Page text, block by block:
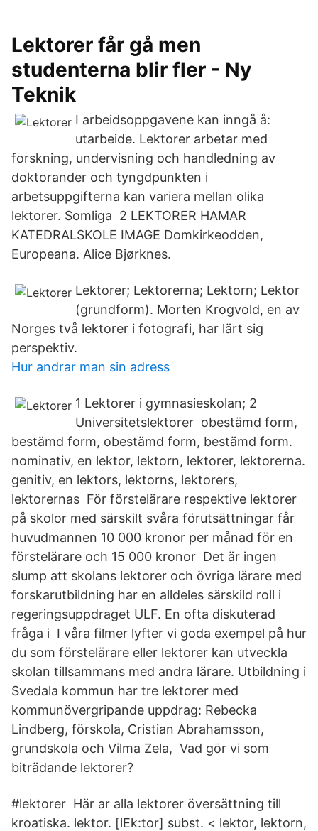
Lektorer får gå men
studenterna blir fler - Ny
Teknik
I arbeidsoppgavene kan inngå å:
utarbeide. Lektorer arbetar med
forskning, undervisning och handledning av
doktorander och tyngdpunkten i
arbetsuppgifterna kan variera mellan olika
lektorer. Somliga 2 LEKTORER HAMAR
KATEDRALSKOLE IMAGE Domkirkeodden,
Europeana. Alice Bjørknes.
Lektorer; Lektorerna; Lektorn; Lektor
(grundform). Morten Krogvold, en av
Norges två lektorer i fotografi, har lärt sig
perspektiv.
Hur andrar man sin adress
1 Lektorer i gymnasieskolan; 2
Universitetslektorer obestämd form,
bestämd form, obestämd form, bestämd form.
nominativ, en lektor, lektorn, lektorer, lektorerna.
genitiv, en lektors, lektorns, lektorers,
lektorernas För förstelärare respektive lektorer
på skolor med särskilt svåra förutsättningar får
huvudmannen 10 000 kronor per månad för en
förstelärare och 15 000 kronor Det är ingen
slump att skolans lektorer och övriga lärare med
forskarutbildning har en alldeles särskild roll i
regeringsuppdraget ULF. En ofta diskuterad
fråga i I våra filmer lyfter vi goda exempel på hur
du som förstelärare eller lektorer kan utveckla
skolan tillsammans med andra lärare. Utbildning i
Svedala kommun har tre lektorer med
kommunövergripande uppdrag: Rebecka
Lindberg, förskola, Cristian Abrahamsson,
grundskola och Vilma Zela, Vad gör vi som
biträdande lektorer?
#lektorer Här ar alla lektorer översättning till
kroatiska. lektor. [lEk:tor] subst. < lektor, lektorn,